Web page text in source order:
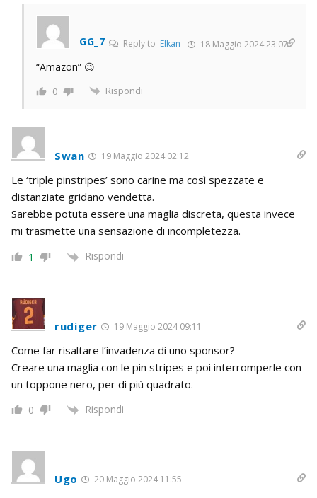
GG_7 Reply to Elkan 18 Maggio 2024 23:07
“Amazon” 😉
0 Rispondi
Swan 19 Maggio 2024 02:12
Le ‘triple pinstripes’ sono carine ma così spezzate e
distanziate gridano vendetta.
Sarebbe potuta essere una maglia discreta, questa invece
mi trasmette una sensazione di incompletezza.
1 Rispondi
rudiger 19 Maggio 2024 09:11
Come far risaltare l’invadenza di uno sponsor?
Creare una maglia con le pin stripes e poi interromperle con
un toppone nero, per di più quadrato.
0 Rispondi
Ugo 20 Maggio 2024 11:55